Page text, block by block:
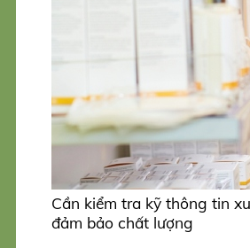
Cần kiểm tra kỹ thông tin
đảm bảo chất lượng